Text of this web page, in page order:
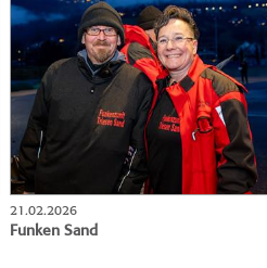
21.02.2026
Funken Sand